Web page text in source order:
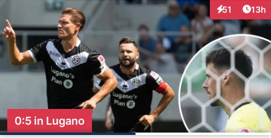
51
Interaktionen
13h
0:5 in Lugano